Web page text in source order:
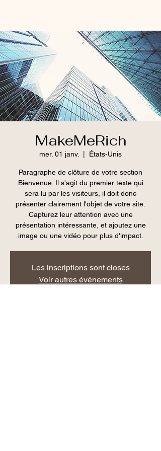
MakeMeRich
mer. 01 janv. États-Unis
Paragraphe de clôture de votre section
Bienvenue. Il s'agit du premier texte qui
sera lu par les visiteurs, il doit donc
présenter clairement l'objet de votre site.
Capturez leur attention avec une
présentation intéressante, et ajoutez une
image ou une vidéo pour plus d'impact.
Les inscriptions sont closes
Voir autres événements